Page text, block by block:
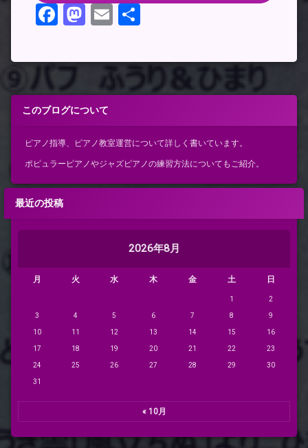
Facebook
Mastodon
Email
このブログについて
ピアノ指導、ピアノ教室運営について詳しく書いています。
ポピュラーピアノやジャズピアノの練習方法についてもご紹介。
最近の投稿
2026年8月
月 火 水 木 金 土 日
1 2
3 4 5 6 7 8 9
10 11 12 13 14 15 16
17 18 19 20 21 22 23
24 25 26 27 28 29 30
31
« 10月